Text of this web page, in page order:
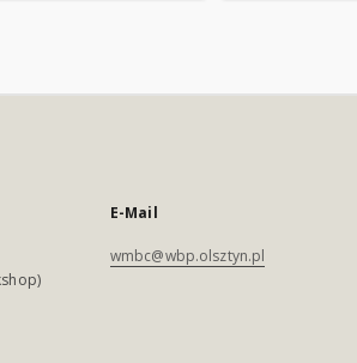
E-Mail
wmbc@wbp.olsztyn.pl